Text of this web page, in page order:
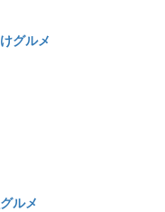
グルメ
ルメ